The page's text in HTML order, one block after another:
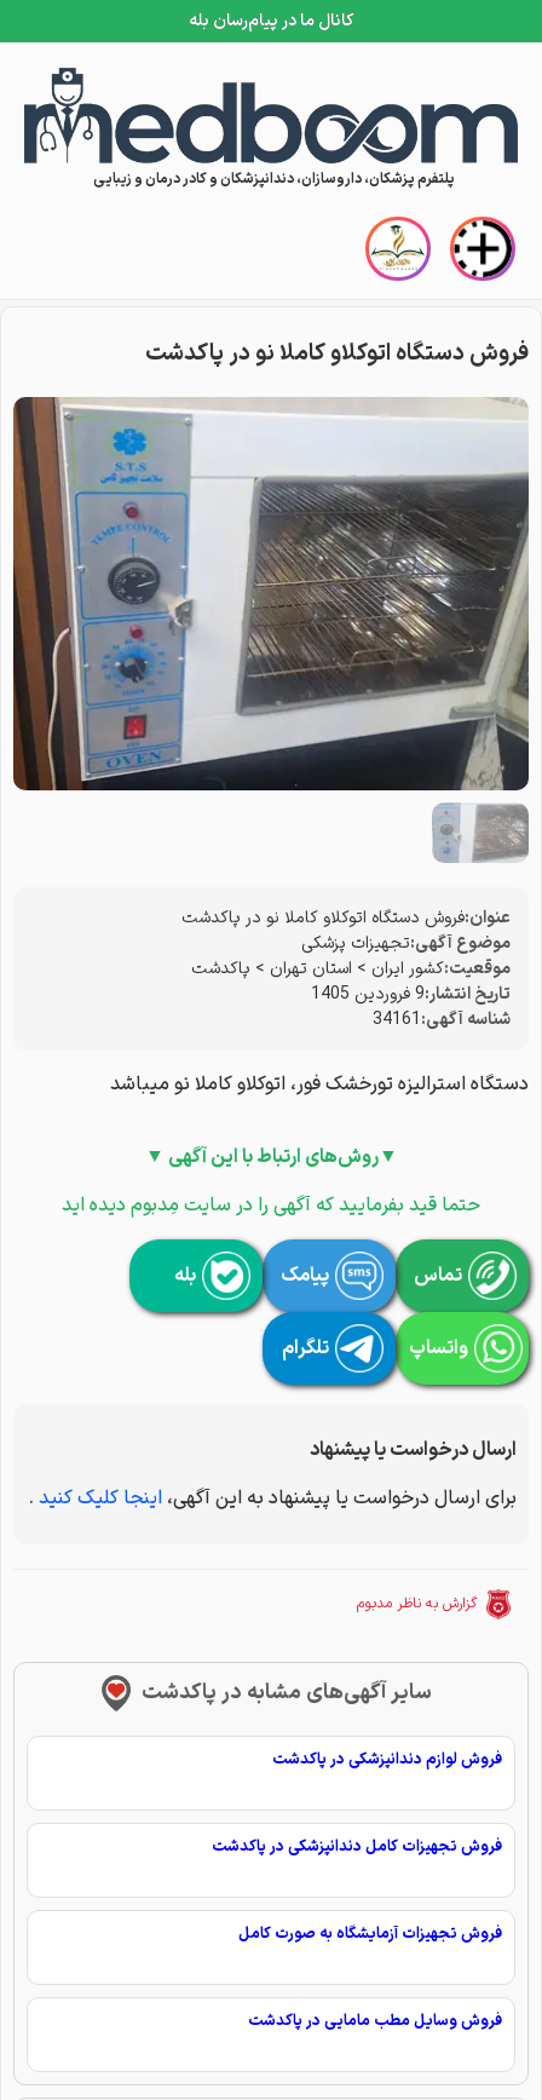
کانال ما در پیام‌رسان بله
Skip to content
پلتفرم پزشکان، داروسازان، دندانپزشکان و کادر درمان و زیبایی
فروش دستگاه اتوکلاو کاملا نو در پاکدشت
عنوان:فروش دستگاه اتوکلاو کاملا نو در پاکدشت
موضوع آگهی:تجهیزات پزشکی
موقعیت:کشور ایران > استان تهران > پاکدشت
تاریخ انتشار:9 فروردین 1405
شناسه آگهی:34161
دستگاه استرالیزه تورخشک فور، اتوکلاو کاملا نو میباشد
▼روش‌های ارتباط با این آگهی ▼
حتما قید بفرمایید که آگهی را در سایت مِدبوم دیده اید
تماس پیامک بله
واتساپ تلگرام
ارسال درخواست یا پیشنهاد
برای ارسال درخواست یا پیشنهاد به این آگهی، اینجا کلیک کنید .
گزارش به ناظر مدبوم
سایر آگهی‌های مشابه در پاکدشت
فروش لوازم دندانپزشکی در پاکدشت
فروش تجهیزات کامل دندانپزشکی در پاکدشت
فروش تجهیزات آزمایشگاه به صورت کامل
فروش وسایل مطب مامایی در پاکدشت